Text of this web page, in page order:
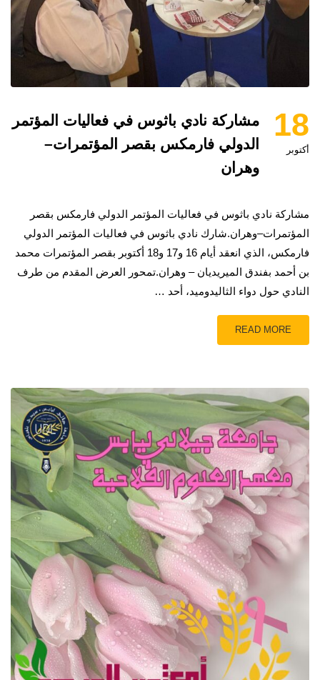
18
أكتوبر
مشاركة نادي باثوس في فعاليات المؤتمر
الدولي فارمكس بقصر المؤتمرات–
وهران
مشاركة نادي باثوس في فعاليات المؤتمر الدولي فارمكس بقصر
المؤتمرات–وهران.شارك نادي باثوس في فعاليات المؤتمر الدولي
فارمكس، الذي انعقد أيام 16 و17 و18 أكتوبر بقصر المؤتمرات محمد
بن أحمد بفندق الميريديان – وهران.تمحور العرض المقدم من طرف
النادي حول دواء الثاليدوميد، أحد …
READ MORE